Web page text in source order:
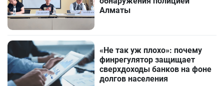
Алматы
«Не так уж плохо»: почему
финрегулятор защищает
сверхдоходы банков на фоне
долгов населения